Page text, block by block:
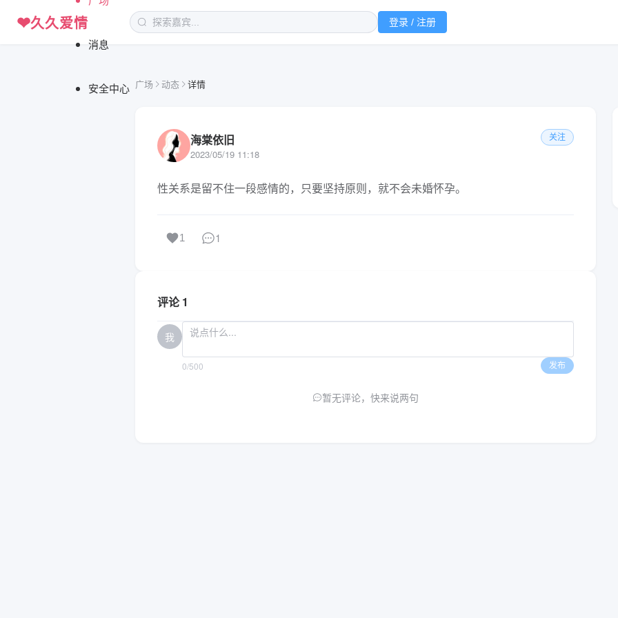
❤久久爱情
消息
安全中心
登录 / 注册
广场 动态 详情
海棠依旧
2023/05/19 11:18
关注
性关系是留不住一段感情的，只要坚持原则，就不会未婚怀孕。
1 1
评论 1
我
0/500 发布
暂无评论，快来说两句